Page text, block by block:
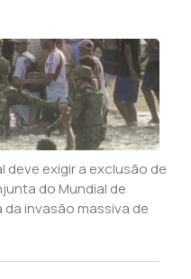
deve exigir a exclusão de
do Mundial de
invasão massiva de